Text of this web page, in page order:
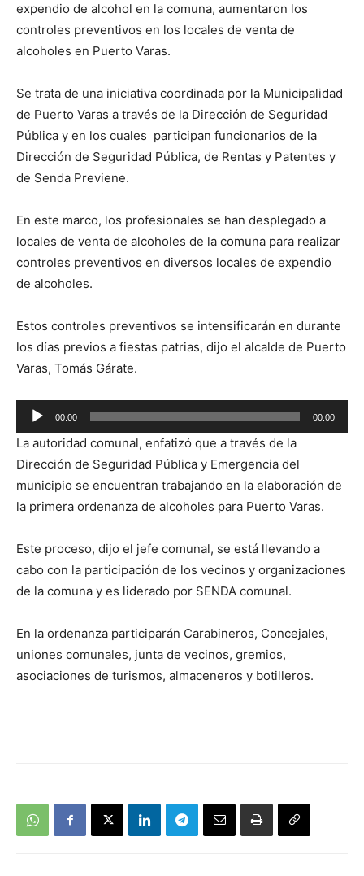
expendio de alcohol en la comuna, aumentaron los
controles preventivos en los locales de venta de
alcoholes en Puerto Varas.
Se trata de una iniciativa coordinada por la Municipalidad
de Puerto Varas a través de la Dirección de Seguridad
Pública y en los cuales participan funcionarios de la
Dirección de Seguridad Pública, de Rentas y Patentes y
de Senda Previene.
En este marco, los profesionales se han desplegado a
locales de venta de alcoholes de la comuna para realizar
controles preventivos en diversos locales de expendio
de alcoholes.
Estos controles preventivos se intensificarán en durante
los días previos a fiestas patrias, dijo el alcalde de Puerto
Varas, Tomás Gárate.
Reproductor
de
audio
00:00 00:00
La autoridad comunal, enfatizó que a través de la
Dirección de Seguridad Pública y Emergencia del
municipio se encuentran trabajando en la elaboración de
la primera ordenanza de alcoholes para Puerto Varas.
Este proceso, dijo el jefe comunal, se está llevando a
cabo con la participación de los vecinos y organizaciones
de la comuna y es liderado por SENDA comunal.
En la ordenanza participarán Carabineros, Concejales,
uniones comunales, junta de vecinos, gremios,
asociaciones de turismos, almaceneros y botilleros.